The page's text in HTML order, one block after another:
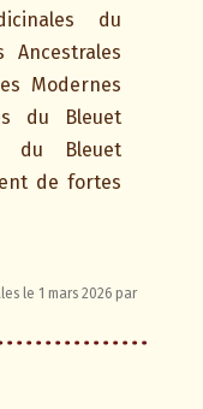
du
Ancestrales
Modernes
du Bleuet
du Bleuet
de fortes
le 1 mars 2026 par